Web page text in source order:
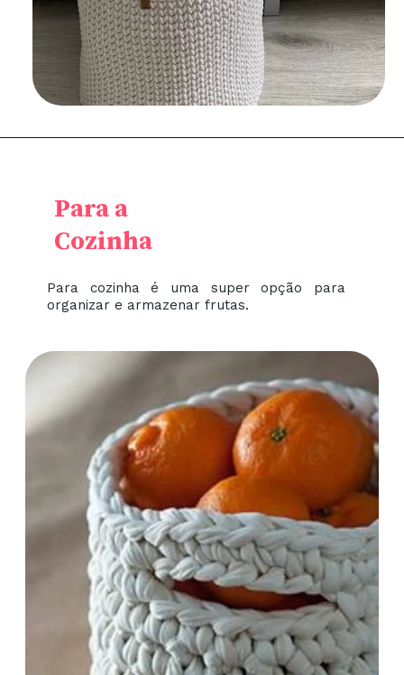
Para cozinha é uma super opção para
organizar e armazenar frutas.
Para a
Cozinha